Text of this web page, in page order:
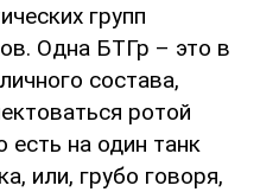
групп
Одна БТГр – это в
состава,
ротой
есть на один танк
или, грубо говоря,